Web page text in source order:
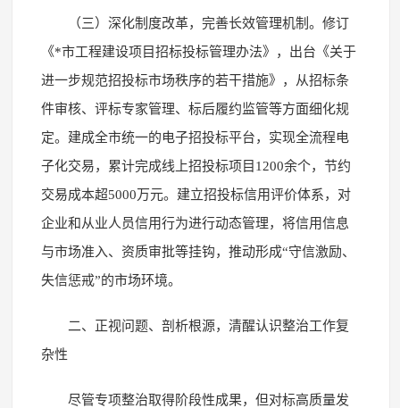
（三）深化制度改革，完善长效管理机制。修订
《*市工程建设项目招标投标管理办法》，出台《关于
进一步规范招投标市场秩序的若干措施》，从招标条
件审核、评标专家管理、标后履约监管等方面细化规
定。建成全市统一的电子招投标平台，实现全流程电
子化交易，累计完成线上招投标项目1200余个，节约
交易成本超5000万元。建立招投标信用评价体系，对
企业和从业人员信用行为进行动态管理，将信用信息
与市场准入、资质审批等挂钩，推动形成“守信激励、
失信惩戒”的市场环境。
二、正视问题、剖析根源，清醒认识整治工作复
杂性
尽管专项整治取得阶段性成果，但对标高质量发